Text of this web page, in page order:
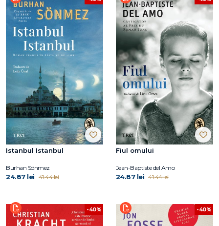
Istanbul Istanbul
Burhan Sönmez
24.87 lei 41.44 lei
Fiul omului
Jean-Baptiste del Amo
24.87 lei 41.44 lei
-40% -40%